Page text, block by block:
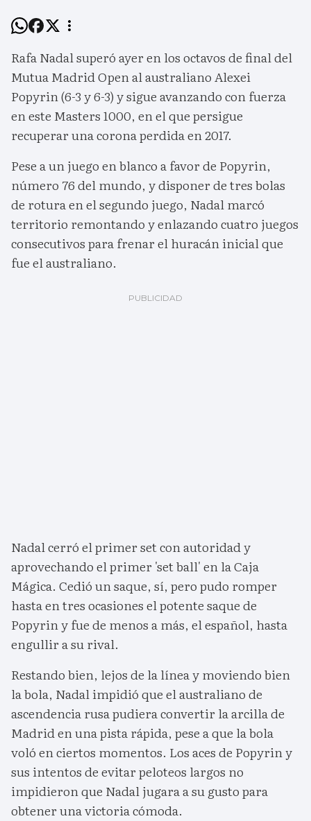
Rafa Nadal superó ayer en los octavos de final del
Mutua Madrid Open al australiano Alexei
Popyrin (6-3 y 6-3) y sigue avanzando con fuerza
en este Masters 1000, en el que persigue
recuperar una corona perdida en 2017.
Pese a un juego en blanco a favor de Popyrin,
número 76 del mundo, y disponer de tres bolas
de rotura en el segundo juego, Nadal marcó
territorio remontando y enlazando cuatro juegos
consecutivos para frenar el huracán inicial que
fue el australiano.
Nadal cerró el primer set con autoridad y
aprovechando el primer 'set ball' en la Caja
Mágica. Cedió un saque, sí, pero pudo romper
hasta en tres ocasiones el potente saque de
Popyrin y fue de menos a más, el español, hasta
engullir a su rival.
Restando bien, lejos de la línea y moviendo bien
la bola, Nadal impidió que el australiano de
ascendencia rusa pudiera convertir la arcilla de
Madrid en una pista rápida, pese a que la bola
voló en ciertos momentos. Los aces de Popyrin y
sus intentos de evitar peloteos largos no
impidieron que Nadal jugara a su gusto para
obtener una victoria cómoda.